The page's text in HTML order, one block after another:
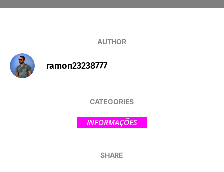
AUTHOR
ramon23238777
CATEGORIES
INFORMAÇÕES
SHARE